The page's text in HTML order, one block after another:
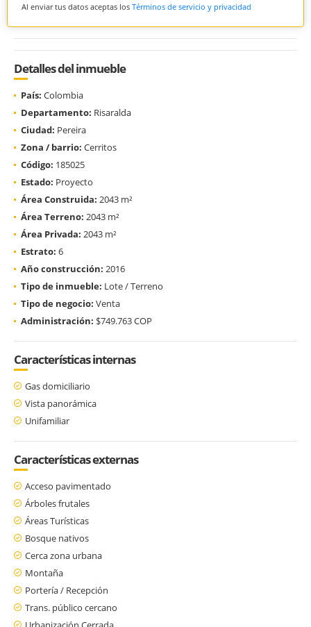
Al enviar tus datos aceptas los Términos de servicio y privacidad
Detalles del inmueble
País: Colombia
Departamento: Risaralda
Ciudad: Pereira
Zona / barrio: Cerritos
Código: 185025
Estado: Proyecto
Área Construida: 2043 m²
Área Terreno: 2043 m²
Área Privada: 2043 m²
Estrato: 6
Año construcción: 2016
Tipo de inmueble: Lote / Terreno
Tipo de negocio: Venta
Administración: $749.763 COP
Características internas
Gas domiciliario
Vista panorámica
Unifamiliar
Características externas
Acceso pavimentado
Árboles frutales
Áreas Turísticas
Bosque nativos
Cerca zona urbana
Montaña
Portería / Recepción
Trans. público cercano